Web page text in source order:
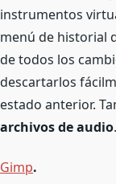
instrumentos
menú de historial
de todos los
descartarlos
estado anterior.
archivos de audio.
Gimp.